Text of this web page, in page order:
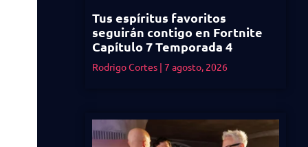
Tus espíritus favoritos
seguirán contigo en Fortnite
Capítulo 7 Temporada 4
Rodrigo Cortes 7 agosto, 2026